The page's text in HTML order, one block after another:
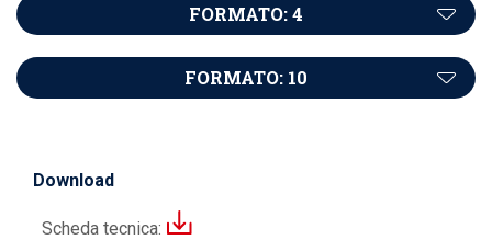
FORMATO: 4
FORMATO: 10
Download
Scheda tecnica: